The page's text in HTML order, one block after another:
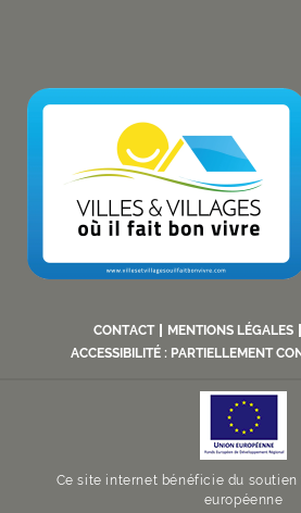
CONTACT MENTIONS LÉGALES
ACCESSIBILITÉ : PARTIELLEMENT
Ce site internet bénéficie du
européenne